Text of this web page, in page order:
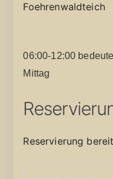
Foehrenwaldteich
06:00-12:00
Mittag
Reservierung